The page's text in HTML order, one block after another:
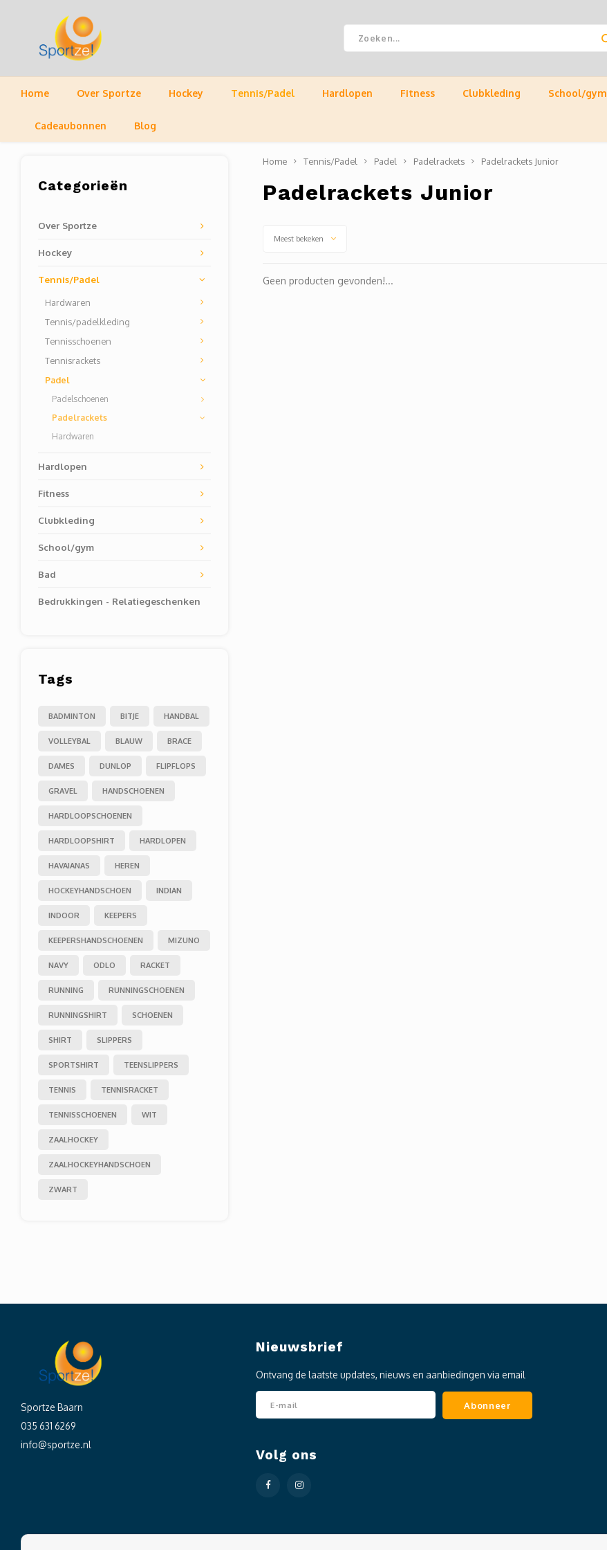
Home Over Sportze Hockey Tennis/Padel Hardlopen Fitness Clubkleding School/gym
Cadeaubonnen Blog
Categorieën
Over Sportze
Hockey
Tennis/Padel
Hardwaren
Tennis/padelkleding
Tennisschoenen
Tennisrackets
Padel
Padelschoenen
Padelrackets
Hardwaren
Hardlopen
Fitness
Clubkleding
School/gym
Bad
Bedrukkingen - Relatiegeschenken
Tags
BADMINTON BITJE HANDBAL
VOLLEYBAL BLAUW BRACE
DAMES DUNLOP FLIPFLOPS
GRAVEL HANDSCHOENEN
HARDLOOPSCHOENEN
HARDLOOPSHIRT HARDLOPEN
HAVAIANAS HEREN
HOCKEYHANDSCHOEN INDIAN
INDOOR KEEPERS
KEEPERSHANDSCHOENEN MIZUNO
NAVY ODLO RACKET
RUNNING RUNNINGSCHOENEN
RUNNINGSHIRT SCHOENEN
SHIRT SLIPPERS
SPORTSHIRT TEENSLIPPERS
TENNIS TENNISRACKET
TENNISSCHOENEN WIT
ZAALHOCKEY
ZAALHOCKEYHANDSCHOEN
ZWART
Home Tennis/Padel Padel Padelrackets Padelrackets Junior
Padelrackets Junior
Meest bekeken
Geen producten gevonden!...
Sportze Baarn
035 631 6269
info@sportze.nl
Nieuwsbrief
Ontvang de laatste updates, nieuws en aanbiedingen via email
Abonneer
Volg ons